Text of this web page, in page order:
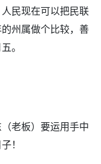
民现在可以把民联
州属做个比较，善
。
老板）要运用手中
！